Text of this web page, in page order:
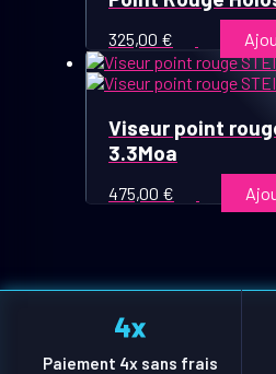
325,00 €
Viseur point
3.3Moa
475,00 €
Paiement 4x sans frais